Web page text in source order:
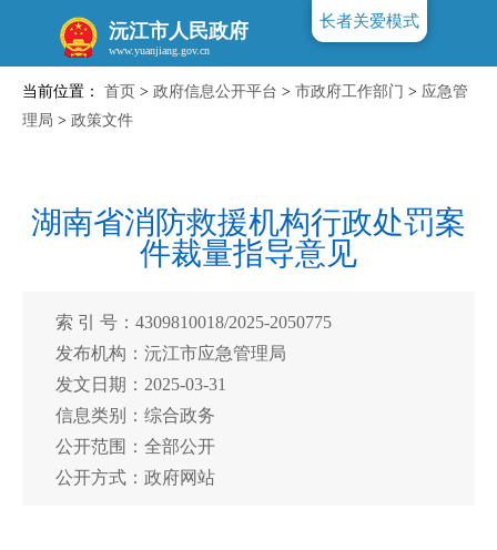
沅江市人民政府
当前位置： 首页 > 政府信息公开平台 > 市政府工作部门 > 应急管
理局 > 政策文件
湖南省消防救援机构行政处罚案
件裁量指导意见
索 引 号：4309810018/2025-2050775
发布机构：沅江市应急管理局
发文日期：2025-03-31
信息类别：综合政务
公开范围：全部公开
公开方式：政府网站
长者关爱模式